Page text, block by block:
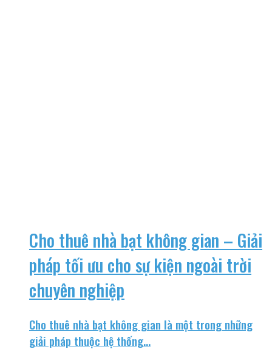
Cho thuê nhà bạt không gian – Giải
pháp tối ưu cho sự kiện ngoài trời
chuyên nghiệp
Cho thuê nhà bạt không gian là một trong những
giải pháp thuộc hệ thống...